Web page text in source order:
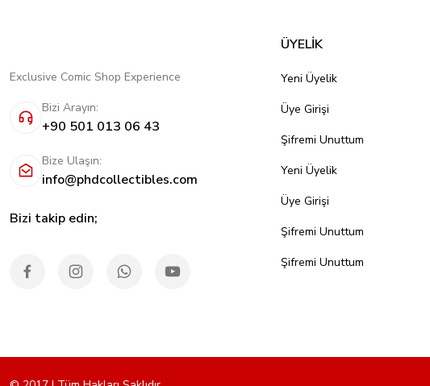
Exclusive Comic Shop Experience
Bizi Arayın:
+90 501 013 06 43
Bize Ulaşın:
info@phdcollectibles.com
Bizi takip edin;
ÜYELİK
Yeni Üyelik
Üye Girişi
Şifremi Unuttum
Yeni Üyelik
Üye Girişi
Şifremi Unuttum
Şifremi Unuttum